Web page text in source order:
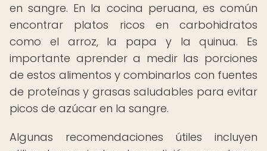
en sangre. En la cocina peruana, es común
encontrar platos ricos en carbohidratos
como el arroz, la papa y la quinua. Es
importante aprender a medir las porciones
de estos alimentos y combinarlos con fuentes
de proteínas y grasas saludables para evitar
picos de azúcar en la sangre.
Algunas recomendaciones útiles incluyen